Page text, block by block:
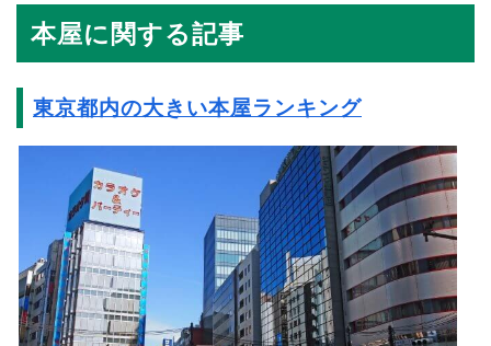
本屋に関する記事
東京都内の大きい本屋ランキング